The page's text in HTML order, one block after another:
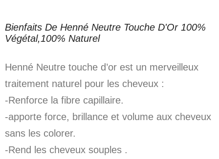
Bienfaits De Henné Neutre Touche D'Or 100%
Végétal,100% Naturel
Henné Neutre touche d’or est un merveilleux
traitement naturel pour les cheveux :
-Renforce la fibre capillaire.
-apporte force, brillance et volume aux cheveux
sans les colorer.
-Rend les cheveux souples .